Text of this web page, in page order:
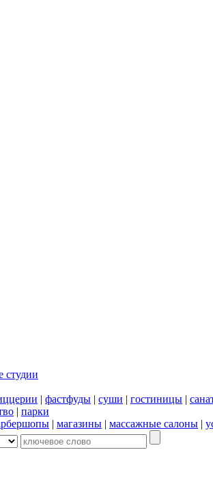
студии
| фастфуды | суши | гостиницы |
| парки
| магазины | массажные салоны |